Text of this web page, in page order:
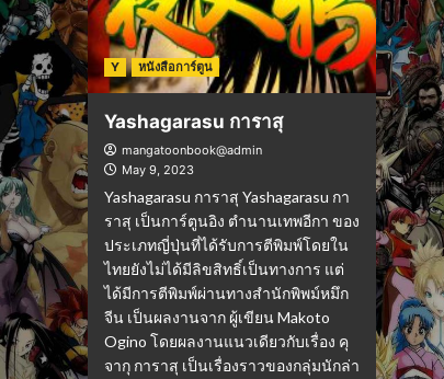
Y หนังสือการ์ตูน
Yashagarasu การาสุ
mangatoonbook@admin
May 9, 2023
Yashagarasu การาสุ Yashagarasu กา
ราสุ เป็นการ์ตูนอิง ตำนานเทพอีกา ของ
ประเภทญี่ปุ่นที่ได้รับการตีพิมพ์โดยใน
ไทยยังไม่ได้มีลิขสิทธิ์เป็นทางการ แต่
ได้มีการตีพิมพ์ผ่านทางสำนักพิพม์หมึก
จีน เป็นผลงานจาก ผู้เขียน Makoto
Ogino โดยผลงานแนวเดียวกับเรื่อง คุ
จากุ การาสุ เป็นเรื่องราวของกลุ่มนักล่า